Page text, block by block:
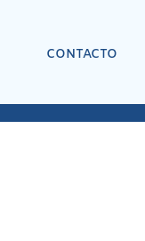
CONTACTO